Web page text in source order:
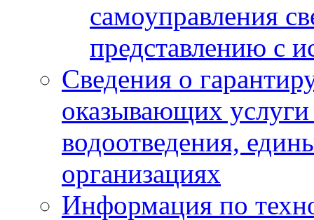
самоуправления
представлению с
Сведения о
оказывающих
водоотведения,
организациях
Информация по